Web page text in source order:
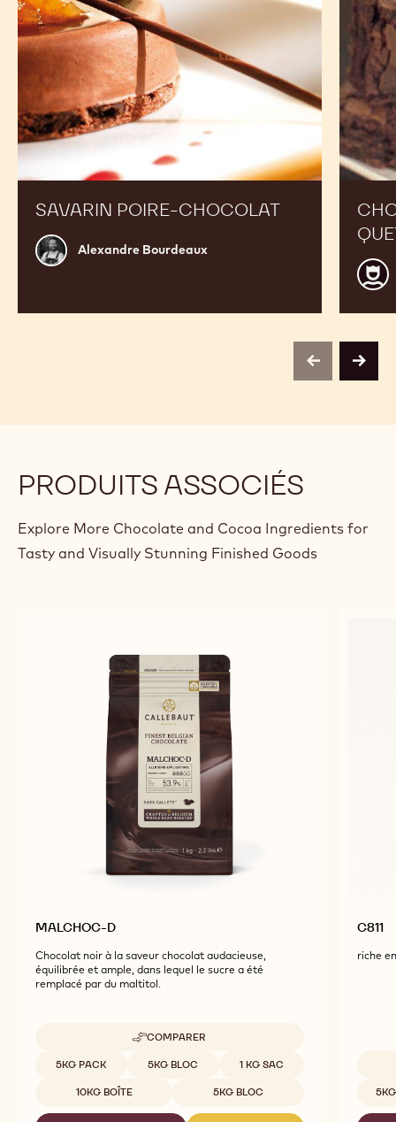
SAVARIN POIRE-CHOCOLAT
Alexandre
Bourdeaux
Alexandre Bourdeaux
Guy
Van
previousnext
PRODUITS ASSOCIÉS
Explore More Chocolate and Cocoa Ingredients for
Tasty and Visually Stunning Finished Goods
MALCHOC-D
Chocolat noir à la saveur chocolat audacieuse,
équilibrée et ample, dans lequel le sucre a été
remplacé par du maltitol.
COMPARER
-
D
Tailles disponibles
5KG PACK 5KG BLOC 1 KG SAC
10KG BOÎTE 5KG BLOC
C811
riche